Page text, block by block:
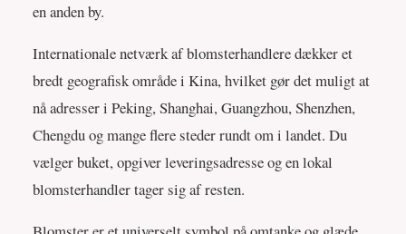
en anden by.
Internationale netværk af blomsterhandlere dækker et
bredt geografisk område i Kina, hvilket gør det muligt at
nå adresser i Peking, Shanghai, Guangzhou, Shenzhen,
Chengdu og mange flere steder rundt om i landet. Du
vælger buket, opgiver leveringsadresse og en lokal
blomsterhandler tager sig af resten.